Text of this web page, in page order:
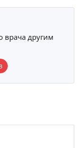
врача другим